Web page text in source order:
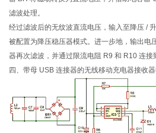
滤波处理。
经过滤波后的无纹波直流电压，输入至降压 /
被配置为降压稳压器模式。进一步地，输出电
器再次滤波，并通过限流电阻 R9 和 R10 连接
四、带母 USB 连接器的无线移动充电器接收